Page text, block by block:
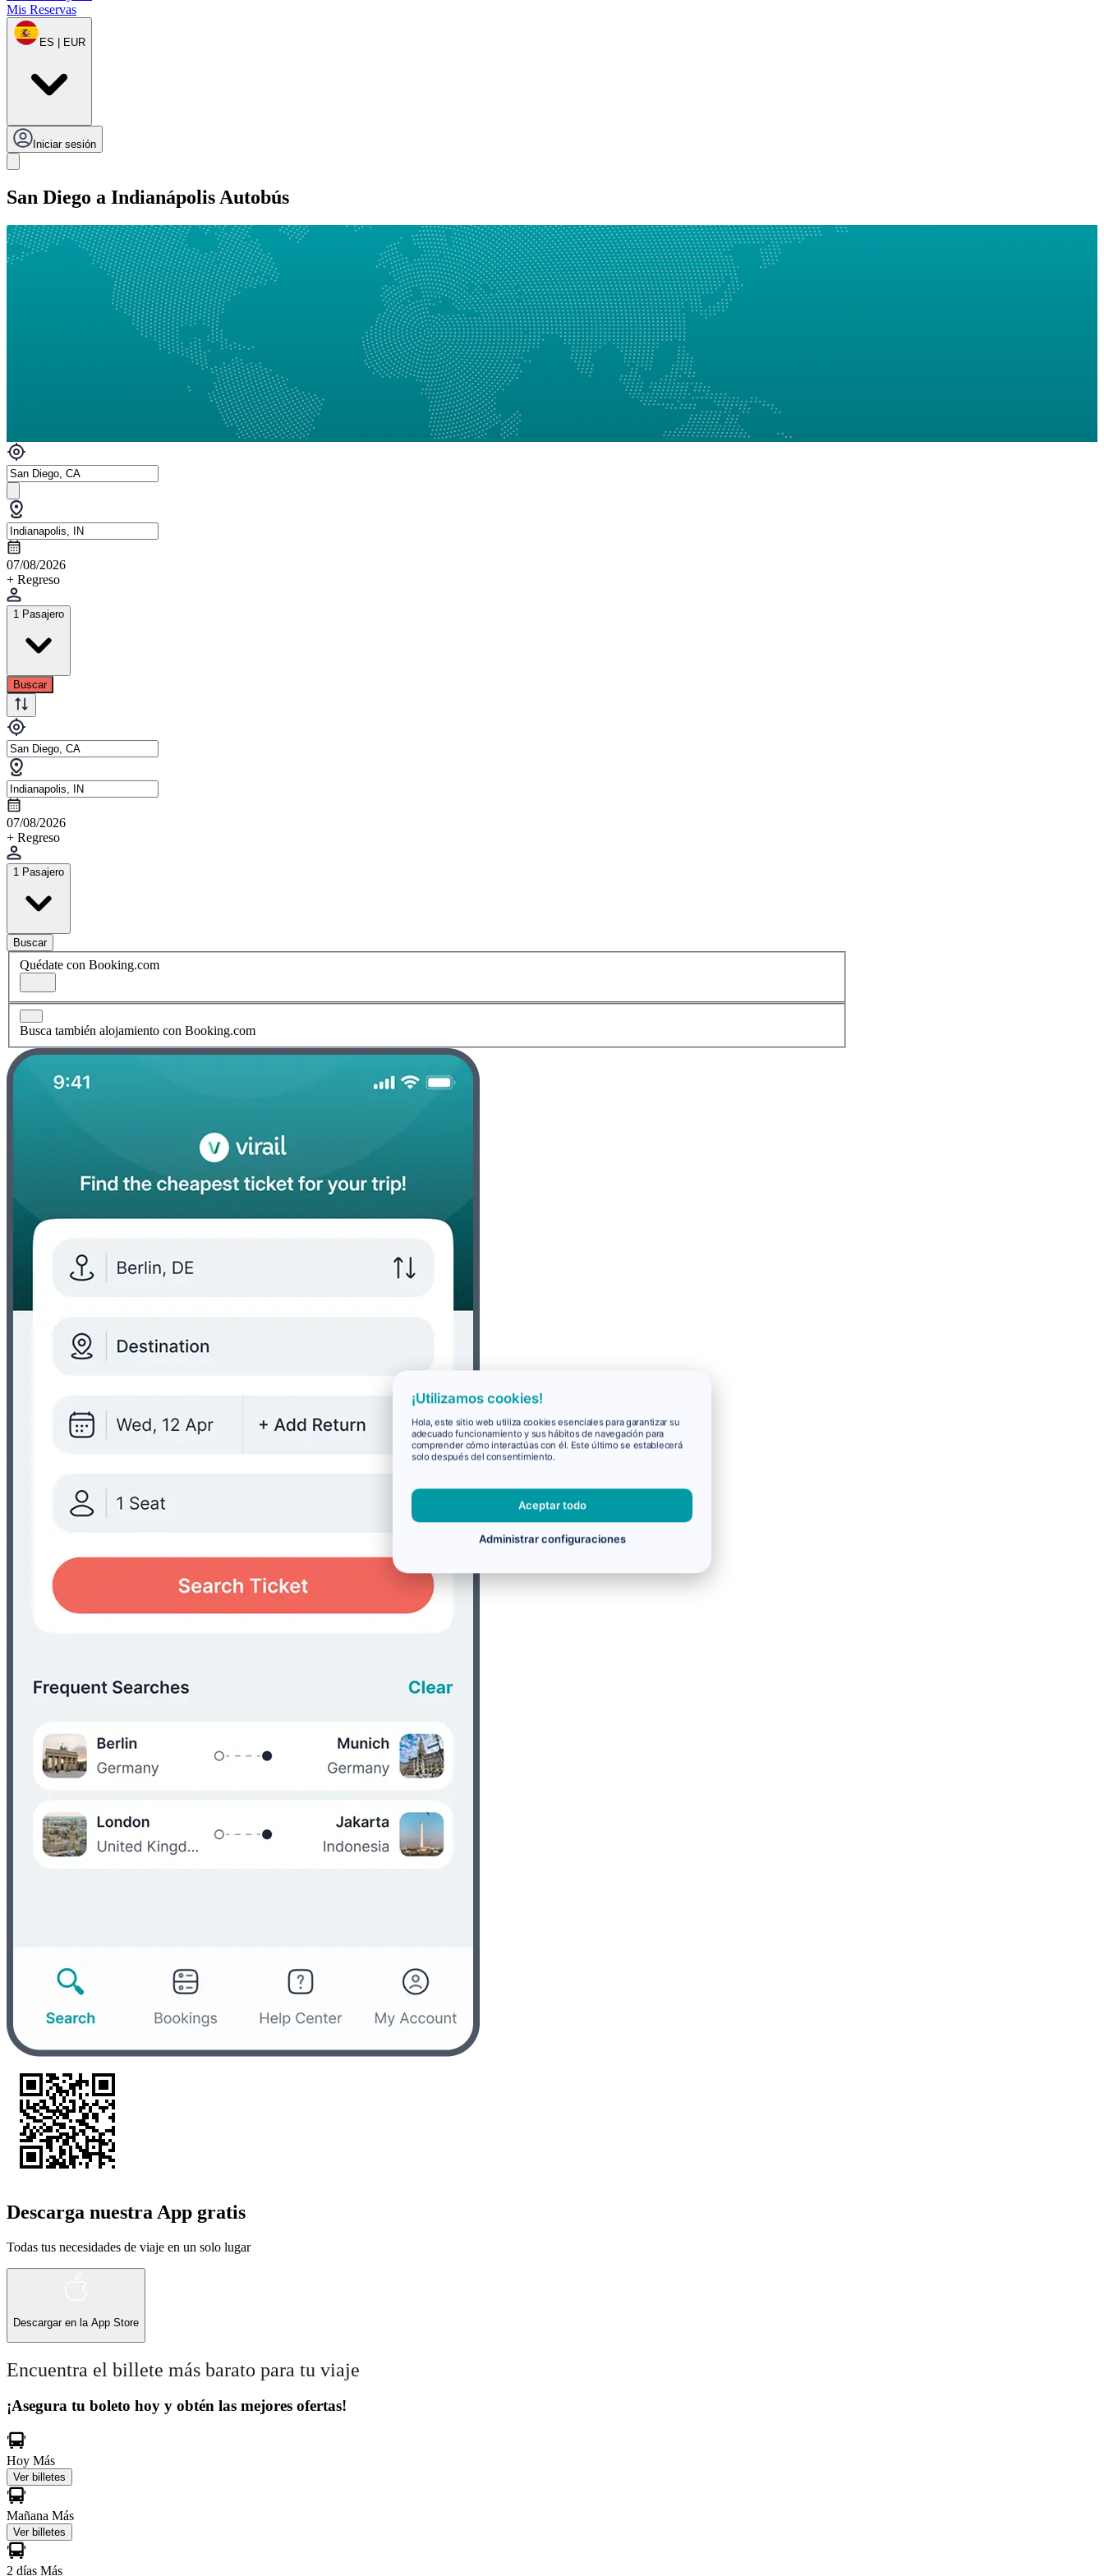
Mis Reservas
ES | EUR
Iniciar sesión
San Diego a Indianápolis Autobús
07/08/2026
+ Regreso
1 Pasajero
Buscar
07/08/2026
+ Regreso
1 Pasajero
Buscar
Quédate con Booking.com
Busca también alojamiento con Booking.com
Descarga nuestra App gratis
Todas tus necesidades de viaje en un solo lugar
Descargar en la App Store
Encuentra el billete más barato para tu viaje
¡Asegura tu boleto hoy y obtén las mejores ofertas!
Hoy Más
Ver billetes
Mañana Más
Ver billetes
2 días Más
¡Utilizamos cookies!
Hola, este sitio web utiliza cookies esenciales para garantizar su
adecuado funcionamiento y sus hábitos de navegación para
comprender cómo interactúas con él. Este último se establecerá
solo después del consentimiento.
Aceptar todo
Administrar configuraciones